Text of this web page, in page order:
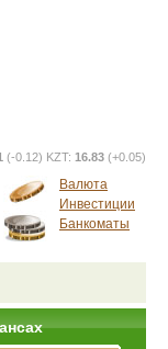
(-0.12) KZT: 16.83 (+0.05)
Валюта
Инвестиции
Банкоматы